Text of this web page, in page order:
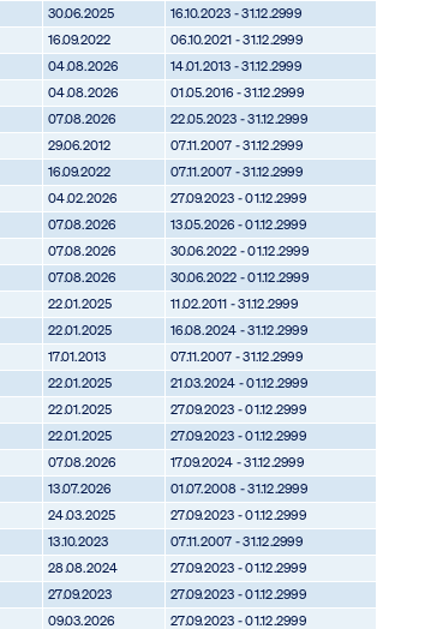
30.06.2025
16.10.2023 - 31.12.2999
16.09.2022
06.10.2021 - 31.12.2999
04.08.2026
14.01.2013 - 31.12.2999
04.08.2026
01.05.2016 - 31.12.2999
07.08.2026
22.05.2023 - 31.12.2999
29.06.2012
07.11.2007 - 31.12.2999
16.09.2022
07.11.2007 - 31.12.2999
04.02.2026
27.09.2023 - 01.12.2999
07.08.2026
13.05.2026 - 01.12.2999
07.08.2026
30.06.2022 - 01.12.2999
07.08.2026
30.06.2022 - 01.12.2999
22.01.2025
11.02.2011 - 31.12.2999
22.01.2025
16.08.2024 - 31.12.2999
17.01.2013
07.11.2007 - 31.12.2999
22.01.2025
21.03.2024 - 01.12.2999
22.01.2025
27.09.2023 - 01.12.2999
22.01.2025
27.09.2023 - 01.12.2999
07.08.2026
17.09.2024 - 31.12.2999
13.07.2026
01.07.2008 - 31.12.2999
24.03.2025
27.09.2023 - 01.12.2999
13.10.2023
07.11.2007 - 31.12.2999
28.08.2024
27.09.2023 - 01.12.2999
27.09.2023
27.09.2023 - 01.12.2999
09.03.2026
27.09.2023 - 01.12.2999